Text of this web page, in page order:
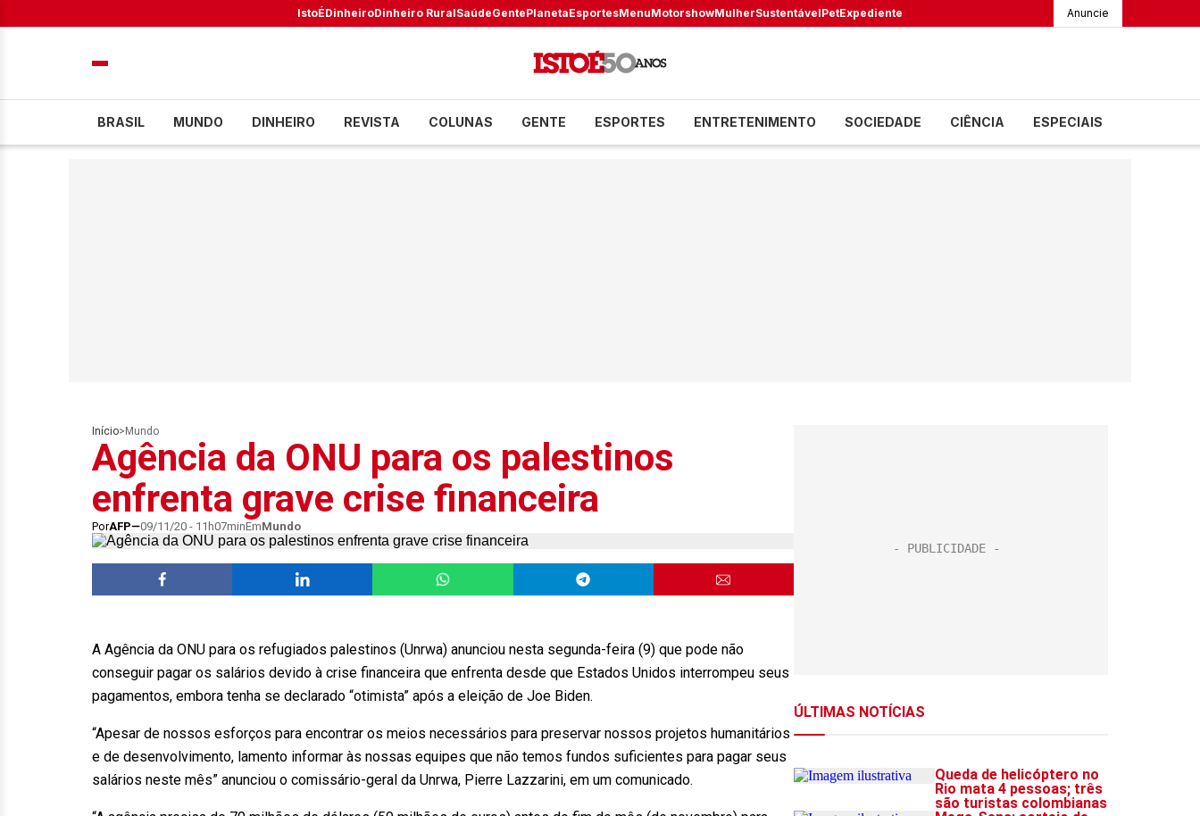
IstoÉDinheiroDinheiro RuralSaúdeGentePlanetaEsportesMenuMotorshowMulherSustentávelPetExpediente Anuncie
BRASIL MUNDO DINHEIRO REVISTA COLUNAS GENTE ESPORTES ENTRETENIMENTO SOCIEDADE CIÊNCIA ESPECIAIS
Início> Mundo
Agência da ONU para os palestinos
enfrenta grave crise financeira
PorAFP 09/11/20 - 11h07minEmMundo
A Agência da ONU para os refugiados palestinos (Unrwa) anunciou nesta segunda-feira (9) que pode não
conseguir pagar os salários devido à crise financeira que enfrenta desde que Estados Unidos interrompeu seus
pagamentos, embora tenha se declarado “otimista” após a eleição de Joe Biden.
“Apesar de nossos esforços para encontrar os meios necessários para preservar nossos projetos humanitários
e de desenvolvimento, lamento informar às nossas equipes que não temos fundos suficientes para pagar seus
salários neste mês” anunciou o comissário-geral da Unrwa, Pierre Lazzarini, em um comunicado.